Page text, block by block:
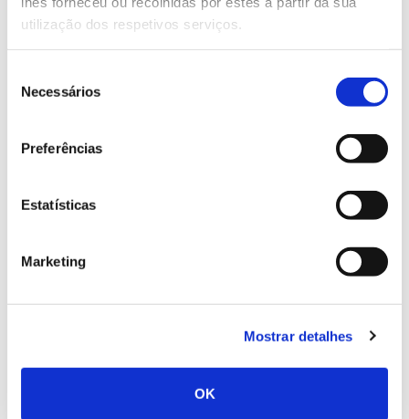
utilização dos respetivos serviços.
Necessários
Preferências
Estatísticas
Marketing
Mostrar detalhes
OK
de cerca de 70 trabalhos científicos.
Linkedin
ANTERIOR PRÓXIMO
VER TODAS AS PERGUNTAS